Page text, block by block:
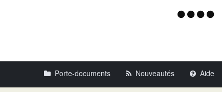
Menu
Porte-documents Nouveautés Aide